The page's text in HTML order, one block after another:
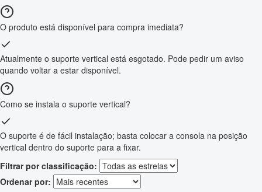
O produto está disponível para compra imediata?
Atualmente o suporte vertical está esgotado. Pode pedir um aviso
quando voltar a estar disponível.
Como se instala o suporte vertical?
O suporte é de fácil instalação; basta colocar a consola na posição
vertical dentro do suporte para a fixar.
Filtrar por classificação:
Ordenar por: